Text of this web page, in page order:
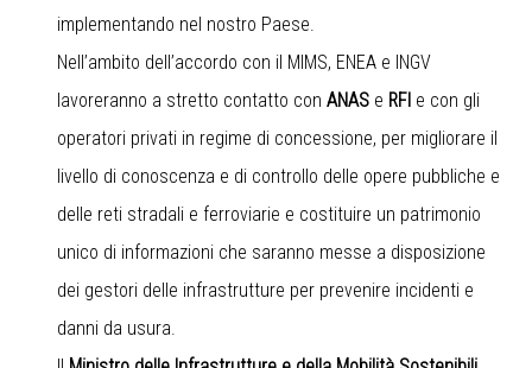
implementando nel nostro Paese.
Nell’ambito dell’accordo con il MIMS, ENEA e INGV
lavoreranno a stretto contatto con ANAS e RFI e con gli
operatori privati in regime di concessione, per migliorare il
livello di conoscenza e di controllo delle opere pubbliche e
delle reti stradali e ferroviarie e costituire un patrimonio
unico di informazioni che saranno messe a disposizione
dei gestori delle infrastrutture per prevenire incidenti e
danni da usura.